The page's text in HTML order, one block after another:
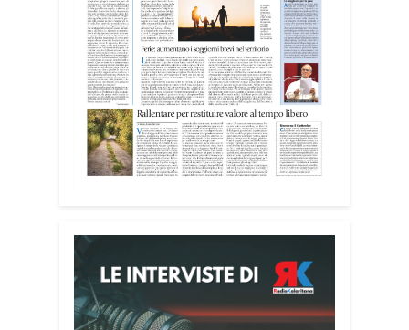
contribuiscono anche alla cura degli
spazi comuni. «Prendersi cura degli
ambienti significa favorire accoglienza e
dignità», racconta Alessandro Adimari.
Tra i partecipanti anche i seminaristi,
impegnati accanto agli anziani della
casa di riposo Cristo Re.
«Un’esperienza di crescita umana e
Il programma dedica spazio anche ai
temi della pace e della cooperazione
nel Mediterraneo. Oggi pomeriggio, alla
Mediateca del Mediterraneo (MEM),